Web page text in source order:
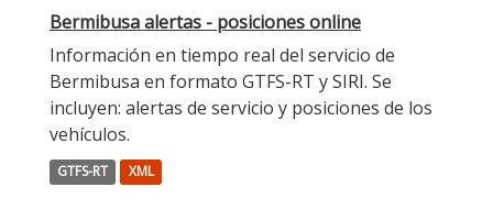
Bermibusa alertas - posiciones online
Información en tiempo real del servicio de
Bermibusa en formato GTFS-RT y SIRI. Se
incluyen: alertas de servicio y posiciones de los
vehículos.
GTFS-RT XML